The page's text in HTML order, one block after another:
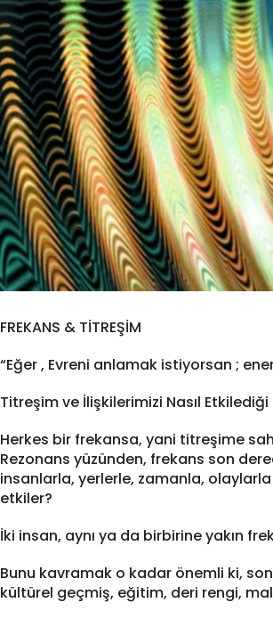
FREKANS & TİTREŞİM
“Eğer , Evreni anlamak istiyorsan ;
Titreşim ve İlişkilerimizi Nasıl
Herkes bir frekansa, yani titreşime
Rezonans yüzünden, frekans son
insanlarla, yerlerle, zamanla,
etkiler?
İki insan, aynı ya da birbirine yakın
Bunu kavramak o kadar önemli ki,
kültürel geçmiş, eğitim, deri rengi,